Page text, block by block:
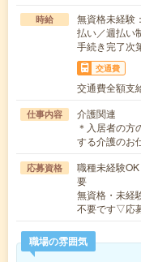
時給
無資格未経
払い／週払い
手続き完了次
交通費
交通費全額支
仕事内容
介護関連
＊入居者の方
する介護のお
応募資格
職種未経験
要
無資格・未経
不要です▽応
職場の雰囲気